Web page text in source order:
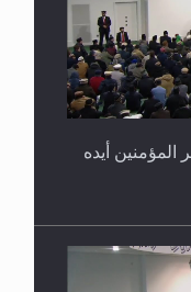
المؤمنين أيده